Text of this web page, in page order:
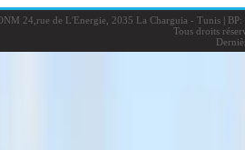
24,rue de L'Energie, 2035 La Charguia - Tunis |BP:
Tous droits